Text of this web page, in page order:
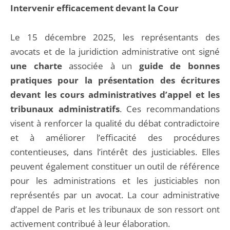
Intervenir efficacement devant la Cour
Le 15 décembre 2025, les représentants des
avocats et de la juridiction administrative ont signé
une charteassociée à un guide de bonnes
pratiques pour la présentation des écritures
devant les cours administratives d’appel et les
tribunaux administratifs. Ces recommandations
visent à renforcer la qualité du débat contradictoire
et à améliorer l’efficacité des procédures
contentieuses, dans l’intérêt des justiciables. Elles
peuvent également constituer un outil de référence
pour les administrations et les justiciables non
représentés par un avocat. La cour administrative
d’appel de Paris et les tribunaux de son ressort ont
activement contribué à leur élaboration.